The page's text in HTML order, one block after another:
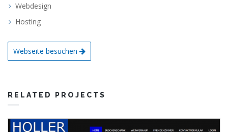
Webdesign
Hosting
Webseite besuchen
RELATED PROJECTS